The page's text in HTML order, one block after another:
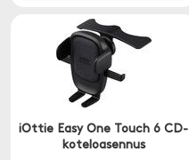
iOttie Easy One Touch 6 CD-
koteloasennus